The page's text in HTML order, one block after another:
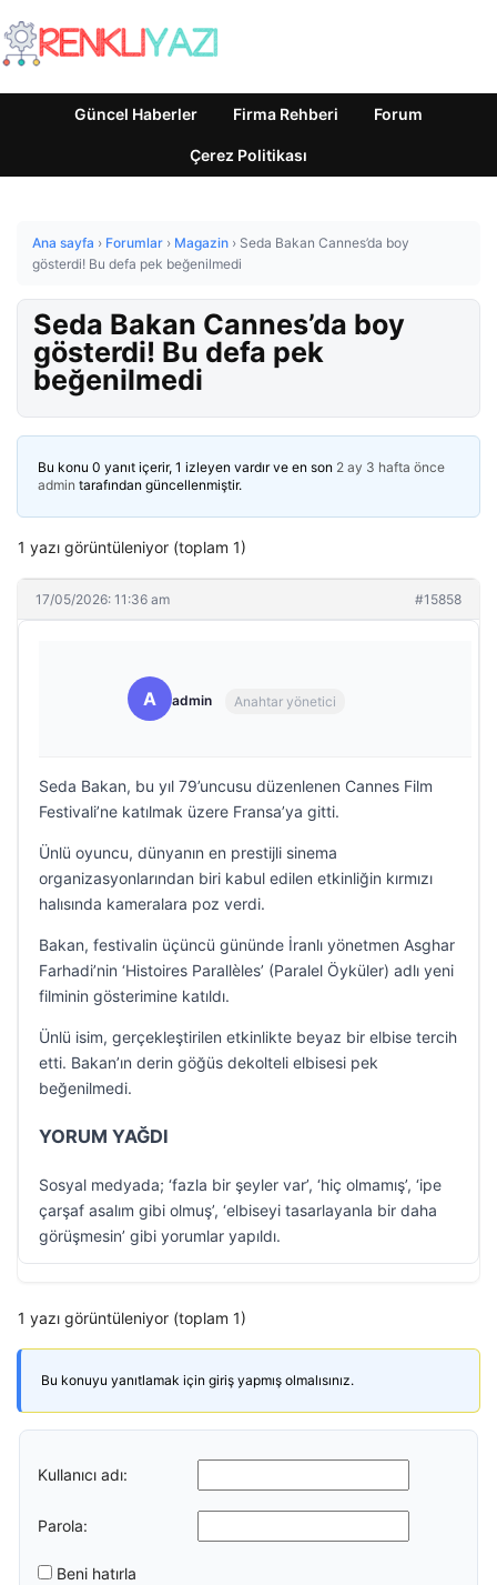
Güncel Haberler Firma Rehberi Forum
Çerez Politikası
Ana sayfa › Forumlar › Magazin › Seda Bakan Cannes’da boy
gösterdi! Bu defa pek beğenilmedi
Seda Bakan Cannes’da boy
gösterdi! Bu defa pek
beğenilmedi
Bu konu 0 yanıt içerir, 1 izleyen vardır ve en son 2 ay 3 hafta önce
admin tarafından güncellenmiştir.
1 yazı görüntüleniyor (toplam 1)
17/05/2026: 11:36 am #15858
A admin Anahtar yönetici
Seda Bakan, bu yıl 79’uncusu düzenlenen Cannes Film
Festivali’ne katılmak üzere Fransa’ya gitti.
Ünlü oyuncu, dünyanın en prestijli sinema
organizasyonlarından biri kabul edilen etkinliğin kırmızı
halısında kameralara poz verdi.
Bakan, festivalin üçüncü gününde İranlı yönetmen Asghar
Farhadi’nin ‘Histoires Parallèles’ (Paralel Öyküler) adlı yeni
filminin gösterimine katıldı.
Ünlü isim, gerçekleştirilen etkinlikte beyaz bir elbise tercih
etti. Bakan’ın derin göğüs dekolteli elbisesi pek
beğenilmedi.
YORUM YAĞDI
Sosyal medyada; ‘fazla bir şeyler var’, ‘hiç olmamış’, ‘ipe
çarşaf asalım gibi olmuş’, ‘elbiseyi tasarlayanla bir daha
görüşmesin’ gibi yorumlar yapıldı.
1 yazı görüntüleniyor (toplam 1)
Bu konuyu yanıtlamak için giriş yapmış olmalısınız.
Kullanıcı adı:
Parola:
Beni hatırla